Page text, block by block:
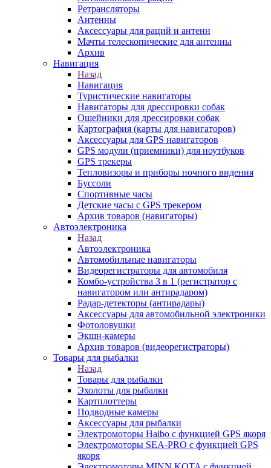
Ретрансляторы
Антенны
Аксессуары для раций и антенн
Мачты телескопические для антенны
Архив
Навигация
Назад
Навигация
Туристические навигаторы
Навигаторы для дрессировки собак
Ошейники для дрессировки собак
Картография (карты для навигаторов)
Аксессуары для GPS навигаторов
GPS модули (приемники) для ноутбуков
GPS трекеры
Тепловизоры и приборы ночного видения
Буссоли
Спортивные часы
Детские часы с GPS трекером
Архив товаров (навигаторы)
Автоэлектроника
Назад
Автоэлектроника
Автомобильные навигаторы
Видеорегистраторы для автомобиля
Комбо-устройства 3 в 1 (регистратор с
навигатором или антирадаром)
Радар-детекторы (антирадары)
Аксессуары для автомобильной электроники
Фотоловушки
Экшн-камеры
Архив товаров (видеорегистраторы)
Товары для рыбалки
Назад
Товары для рыбалки
Эхолоты для рыбалки
Картплоттеры
Подводные камеры
Аксессуары для рыбалки
Электромоторы Haibo с функцией GPS якоря
Электромоторы SEA-PRO с функцией GPS
якоря